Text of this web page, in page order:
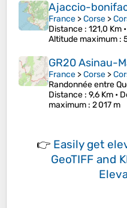
Ajaccio-
France >Corse >
Distance : 121,0 Km •
Altitude maximum :
GR20 Asinau-
France >Corse >
Randonnée entre
Distance : 9,6 Km •
maximum : 2 017 m
👉 Easily get
GeoTIFF and